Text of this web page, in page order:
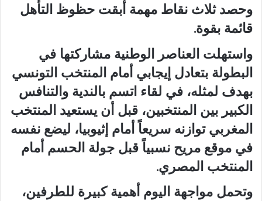
وحصد ثلاث نقاط مهمة أبقت حظوظ التأهل
قائمة بقوة.
واستهلت العناصر الوطنية مشاركتها في
البطولة بتعادل إيجابي أمام المنتخب التونسي
بهدف لمثله، في لقاء اتسم بالندية والتنافس
الكبير بين المنتخبين، قبل أن يستعيد المنتخب
المغربي توازنه سريعاً أمام إثيوبيا، ليضع نفسه
في موقع مريح نسبياً قبل جولة الحسم أمام
المنتخب المصري.
وتحمل مواجهة اليوم أهمية كبيرة للطرفين،